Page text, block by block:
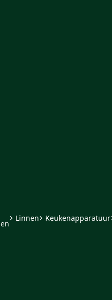
Linnen Keukenapparatuur